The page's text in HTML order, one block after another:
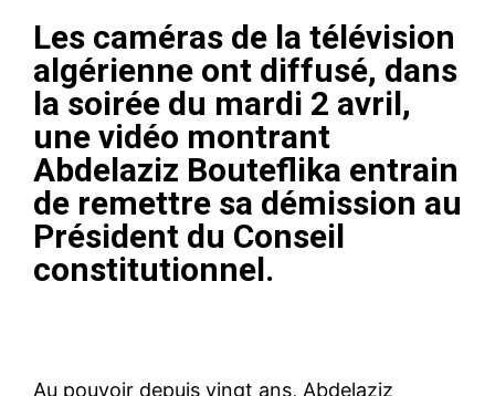
Les caméras de la télévision
algérienne ont diffusé, dans
la soirée du mardi 2 avril,
une vidéo montrant
Abdelaziz Bouteflika entrain
de remettre sa démission au
Président du Conseil
constitutionnel.
Au pouvoir depuis vingt ans, Abdelaziz